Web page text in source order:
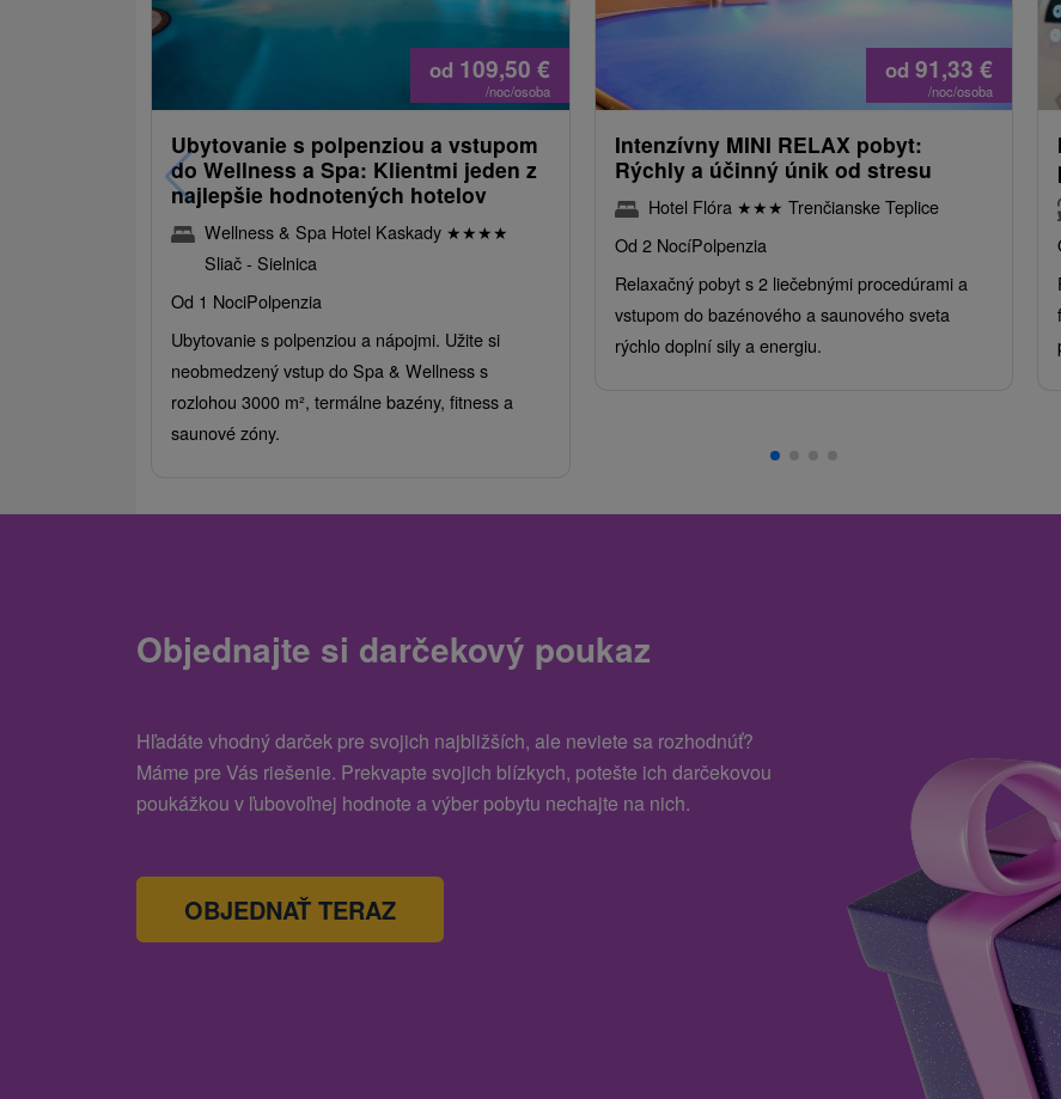
od 109,50 €
/noc/osoba
Ubytovanie s polpenziou a vstupom
do Wellness a Spa: Klientmi jeden z
najlepšie hodnotených hotelov
Wellness & Spa Hotel Kaskady ★★★★
Sliač - Sielnica
Od 1 NociPolpenzia
Ubytovanie s polpenziou a nápojmi. Užite si
neobmedzený vstup do Spa & Wellness s
rozlohou 3000 m², termálne bazény, fitness a
saunové zóny.
od 91,33€
/noc/osoba
Intenzívny MINI RELAX pobyt:
Rýchly a účinný únik od stresu
Hotel Flóra ★★★ Trenčianske Teplice
Od 2 NocíPolpenzia
Relaxačný pobyt s 2 liečebnými procedúrami a
vstupom do bazénového a saunového sveta
rýchlo doplní sily a energiu.
Objednajte si darčekový poukaz
Hľadáte vhodný darček pre svojich najbližších, ale neviete sa rozhodnúť?
Máme pre Vás riešenie. Prekvapte svojich blízkych, potešte ich darčekovou
poukážkou v ľubovoľnej hodnote a výber pobytu nechajte na nich.
OBJEDNAŤ TERAZ